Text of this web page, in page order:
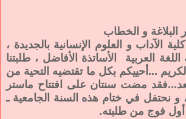
و الخطاب
الآداب و العلوم الإنسانية بالجديدة ،
العربية الأساتذة الأفاضل ، طلبتنا
...أحييكم بكل ما تقتضيه التحية من
مضت سنتان على افتتاح ماستر
و نحتفل في ختام هذه السنة الجامعية ـ
أول فوج من طلبته.